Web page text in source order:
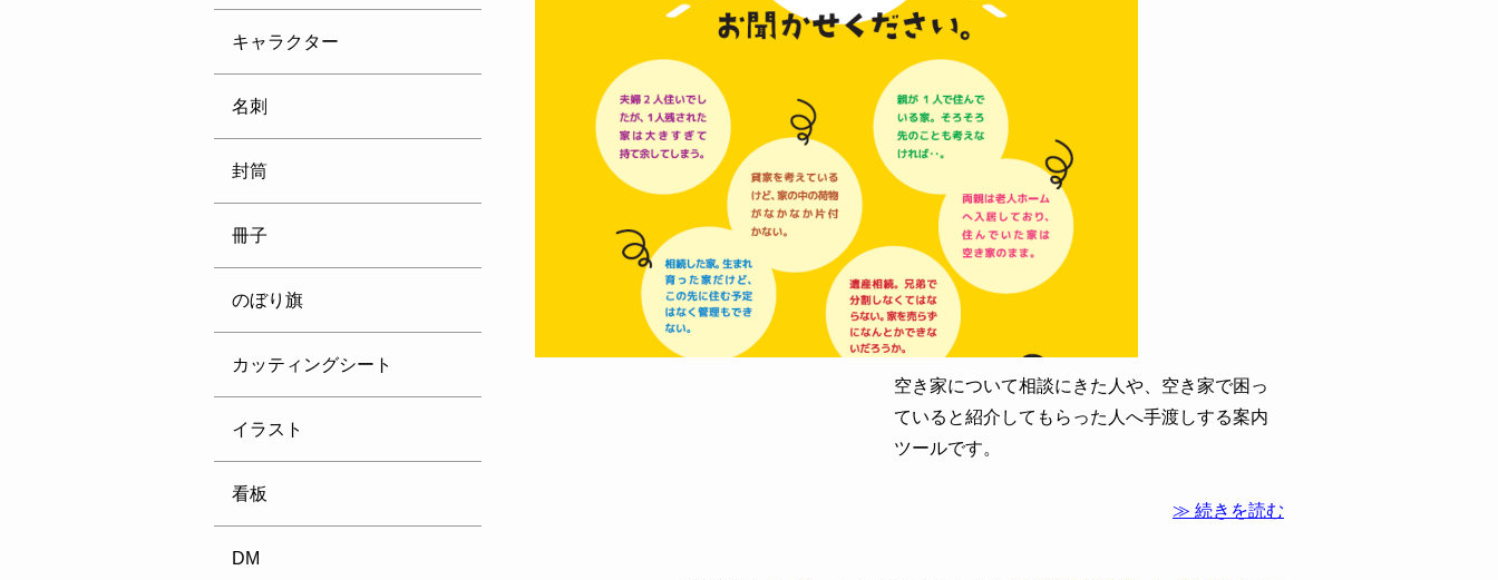
空き家について相談にきた人や、空き家で困っ
ていると紹介してもらった人へ手渡しする案内
ツールです。
≫ 続きを読む
キャラクター
名刺
封筒
冊子
のぼり旗
カッティングシート
イラスト
看板
DM